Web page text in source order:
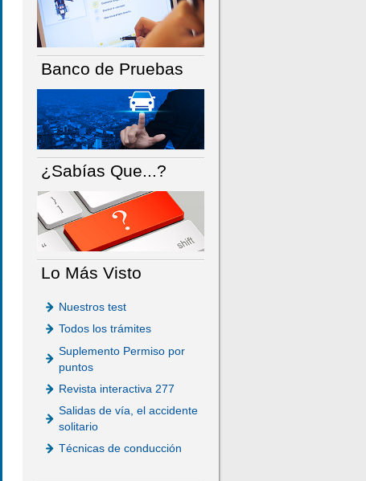
Banco de Pruebas
¿Sabías Que...?
Lo Más Visto
Nuestros test
Todos los trámites
Suplemento Permiso por
puntos
Revista interactiva 277
Salidas de vía, el accidente
solitario
Técnicas de conducción